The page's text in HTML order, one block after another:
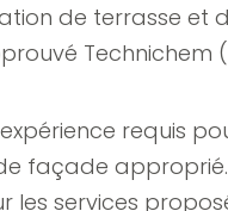
de terrasse et
Technichem
requis
façade approprié.
les services